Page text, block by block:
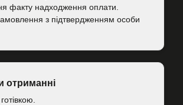
факту надходження оплати.
з підтвердженням особи
отриманні